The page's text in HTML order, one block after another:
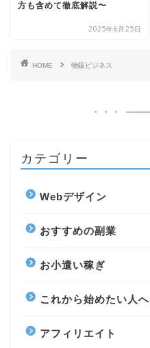
方も含めて徹底解説〜
2025年6月25日
HOME 物販ビジネス
カテゴリー
Webデザイン
おすすめの副業
お小遣い稼ぎ
これから始めたい人へ
アフィリエイト